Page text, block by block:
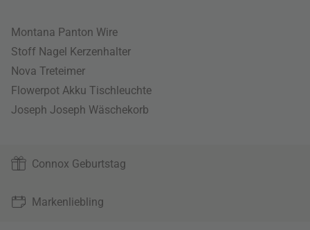
Montana Panton Wire
Stoff Nagel Kerzenhalter
Nova Treteimer
Flowerpot Akku Tischleuchte
Joseph Joseph Wäschekorb
Connox Geburtstag
Markenliebling